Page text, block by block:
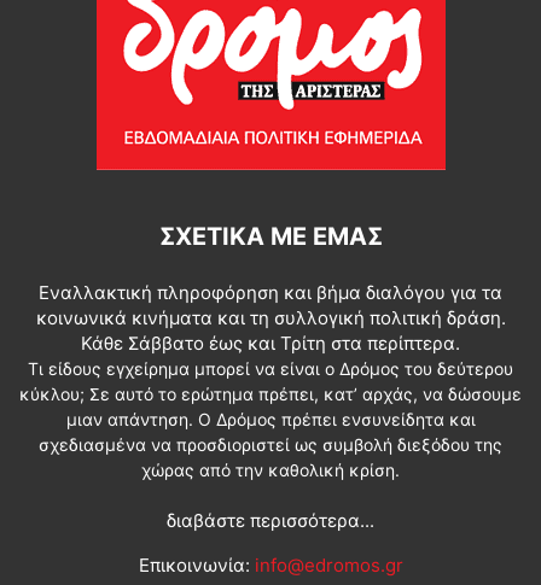
ΣΧΕΤΙΚΆ ΜΕ ΕΜΆΣ
Εναλλακτική πληροφόρηση και βήμα διαλόγου για τα
κοινωνικά κινήματα και τη συλλογική πολιτική δράση.
Κάθε Σάββατο έως και Τρίτη στα περίπτερα.
Τι είδους εγχείρημα μπορεί να είναι ο Δρόμος του δεύτερου
κύκλου; Σε αυτό το ερώτημα πρέπει, κατ’ αρχάς, να δώσουμε
μιαν απάντηση. Ο Δρόμος πρέπει ενσυνείδητα και
σχεδιασμένα να προσδιοριστεί ως συμβολή διεξόδου της
χώρας από την καθολική κρίση.
διαβάστε περισσότερα...
Επικοινωνία: info@edromos.gr